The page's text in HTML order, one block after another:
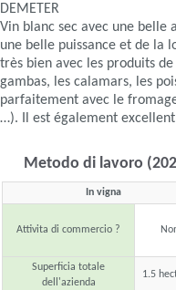
DEMETER
Vin blanc sec avec une
une belle puissance et de la
très bien avec les produits
gambas, les calamars, les
parfaitement avec le
…). Il est également
Metodo di lavoro
In vigna
Attivita di commercio ?
Superficia totale
dell'azienda
1.5